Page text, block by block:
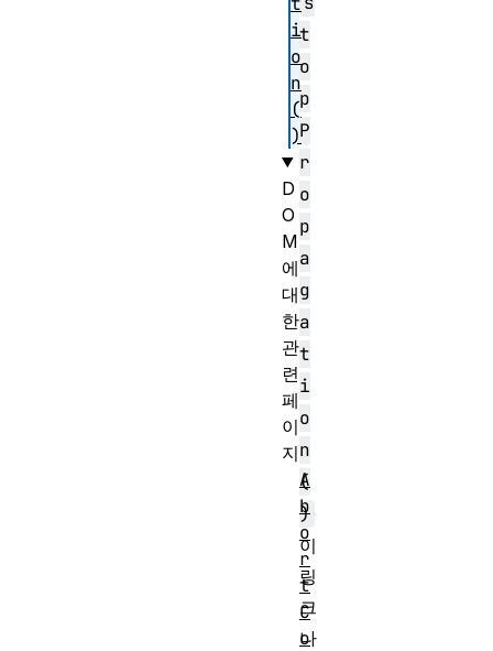
t
o
p
P
r
o
p
a
g
a
t
i
o
n
(
)
이
링
크
나
i
o
n
(
)
D
O
M
에
대
한
관
련
페
이
지
A
b
o
r
t
C
o